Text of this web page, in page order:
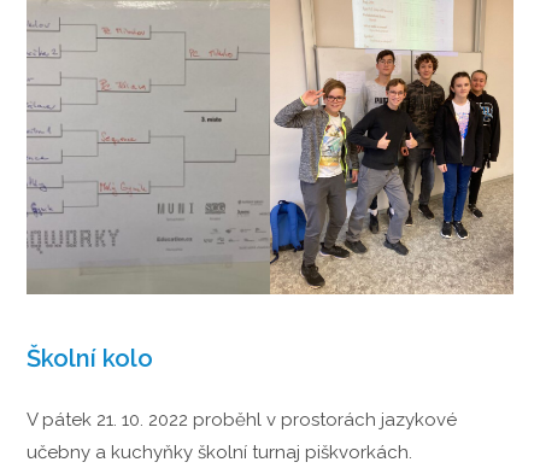
Školní kolo
V pátek 21. 10. 2022 proběhl v prostorách jazykové
učebny a kuchyňky školní turnaj piškvorkách.